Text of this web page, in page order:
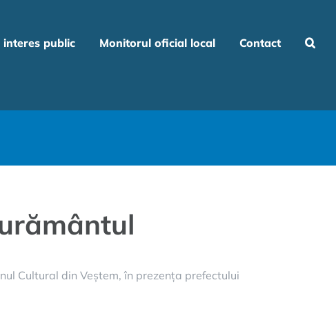
public Monitorul oficial local Contact
Cultural din Veștem, în prezența prefectului